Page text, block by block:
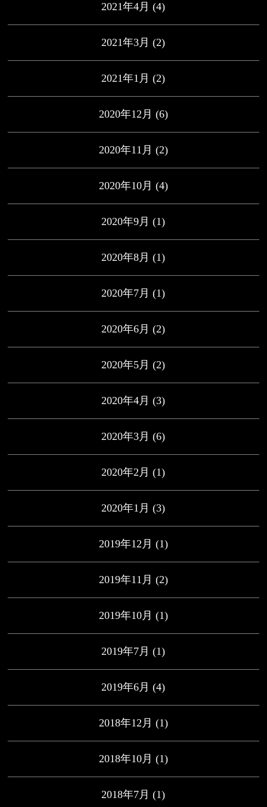
2021年4月 (4)
2021年3月 (2)
2021年1月 (2)
2020年12月 (6)
2020年11月 (2)
2020年10月 (4)
2020年9月 (1)
2020年8月 (1)
2020年7月 (1)
2020年6月 (2)
2020年5月 (2)
2020年4月 (3)
2020年3月 (6)
2020年2月 (1)
2020年1月 (3)
2019年12月 (1)
2019年11月 (2)
2019年10月 (1)
2019年7月 (1)
2019年6月 (4)
2018年12月 (1)
2018年10月 (1)
2018年7月 (1)